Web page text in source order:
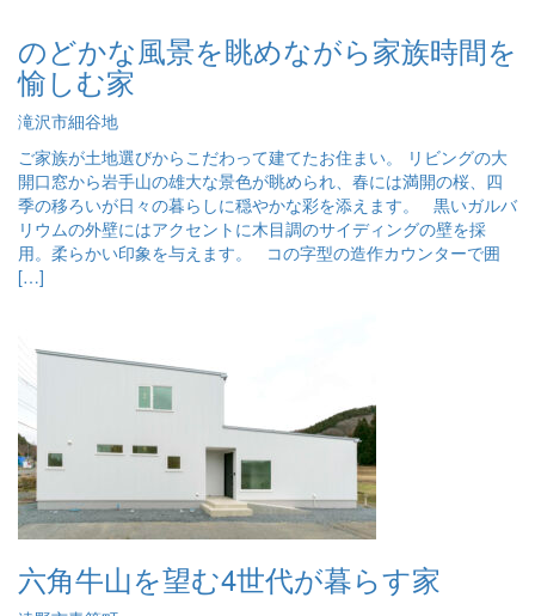
のどかな風景を眺めながら家族時間を
愉しむ家
滝沢市細谷地
ご家族が土地選びからこだわって建てたお住まい。 リビングの大
開口窓から岩手山の雄大な景色が眺められ、春には満開の桜、四
季の移ろいが日々の暮らしに穏やかな彩を添えます。 黒いガルバ
リウムの外壁にはアクセントに木目調のサイディングの壁を採
用。柔らかい印象を与えます。 コの字型の造作カウンターで囲
[…]
六角牛山を望む4世代が暮らす家